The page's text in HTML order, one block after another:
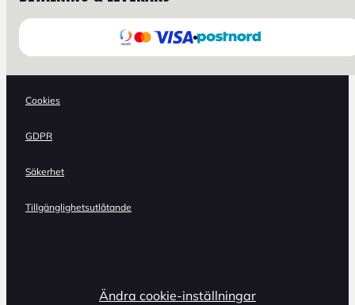
Cookies
GDPR
Säkerhet
Tillgänglighetsutlåtande
Ändra cookie-inställningar